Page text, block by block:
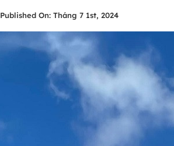
Published On: Tháng 7 1st, 2024